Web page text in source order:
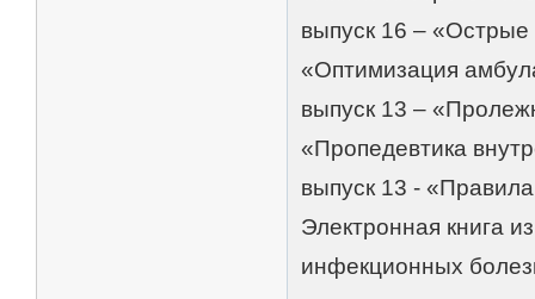
выпуск 16 – «Острые
«Оптимизация
выпуск 13 –
«Пропедевтика
выпуск 13 -
Электронная книга
инфекционных